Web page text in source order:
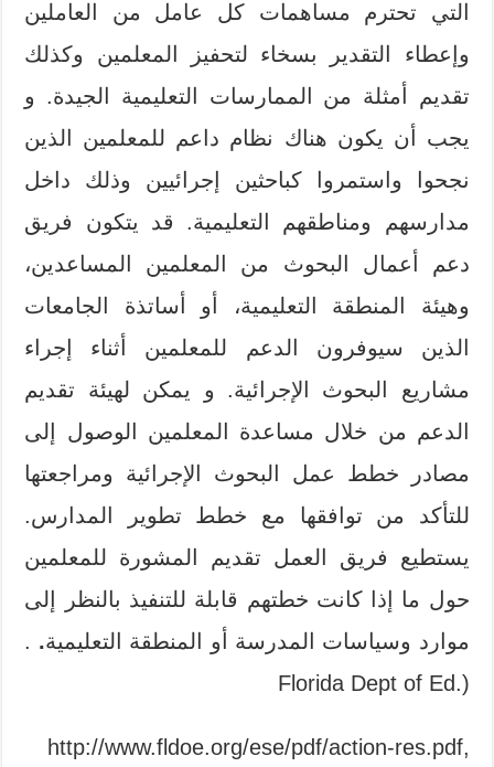
التي تحترم مساهمات كل عامل من العاملين
وإعطاء التقدير بسخاء لتحفيز المعلمين وكذلك
تقديم أمثلة من الممارسات التعليمية الجيدة. و
يجب أن يكون هناك نظام داعم للمعلمين الذين
نجحوا واستمروا كباحثين إجرائيين وذلك داخل
مدارسهم ومناطقهم التعليمية. قد يتكون فريق
دعم أعمال البحوث من المعلمين المساعدين،
وهيئة المنطقة التعليمية، أو أساتذة الجامعات
الذين سيوفرون الدعم للمعلمين أثناء إجراء
مشاريع البحوث الإجرائية. و يمكن لهيئة تقديم
الدعم من خلال مساعدة المعلمين الوصول إلى
مصادر خطط عمل البحوث الإجرائية ومراجعتها
للتأكد من توافقها مع خطط تطوير المدارس.
يستطيع فريق العمل تقديم المشورة للمعلمين
حول ما إذا كانت خطتهم قابلة للتنفيذ بالنظر إلى
موارد وسياسات المدرسة أو المنطقة التعليمية.
.
(.Florida Dept of Ed
http://www.fldoe.org/ese/pdf/action-res.pdf,